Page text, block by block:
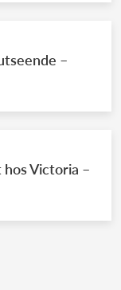
–
Victoria –